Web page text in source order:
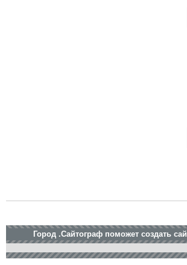
Город .Сайтограф поможет создать